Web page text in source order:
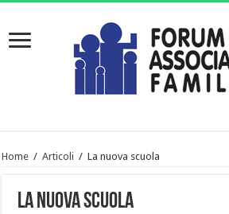
Home / Articoli / La nuova scuola
La nuova scuola